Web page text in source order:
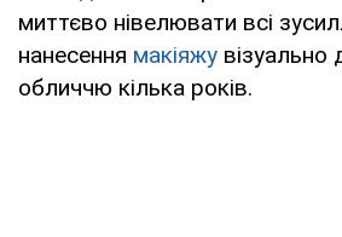
миттєво нівелювати всі
нанесення макіяжу
обличчю кілька років.